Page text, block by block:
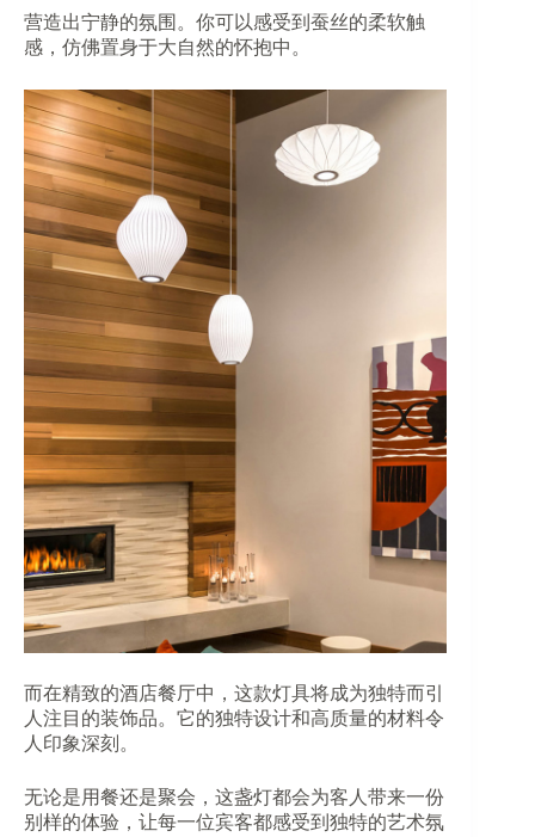
营造出宁静的氛围。你可以感受到蚕丝的柔软触
感，仿佛置身于大自然的怀抱中。
而在精致的酒店餐厅中，这款灯具将成为独特而引
人注目的装饰品。它的独特设计和高质量的材料令
人印象深刻。
无论是用餐还是聚会，这盏灯都会为客人带来一份
别样的体验，让每一位宾客都感受到独特的艺术氛